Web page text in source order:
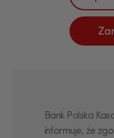
Bank Polska
informuje, że